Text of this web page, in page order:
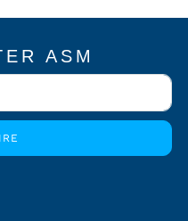
ASM